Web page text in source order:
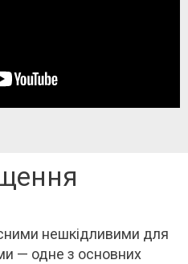
нешкідливими для
— одне з основних